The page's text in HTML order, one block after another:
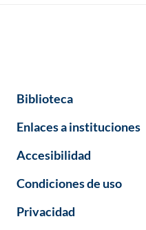
Biblioteca
Enlaces a instituciones
Accesibilidad
Condiciones de uso
Privacidad